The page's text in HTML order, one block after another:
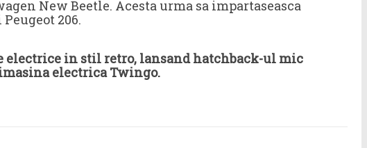
New Beetle. Acesta urma sa impartaseasca
206.
electrice in stil retro, lansand hatchback-ul mic
electrica Twingo.